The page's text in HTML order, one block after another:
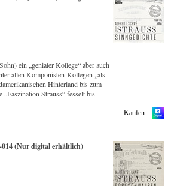
ein „genialer Kollege“ aber auch
allen Komponisten-Kollegen „als
Hinterland bis zum
Strauss“ fesselt bis
Strauss-Ensemble in
und Aktualität dieser Musik.
Goldenen Saal des Wiener
Querschnitt über das Repertoire,
seit seiner Gründung 1966
Kaufen
(Nur digital erhältlich)